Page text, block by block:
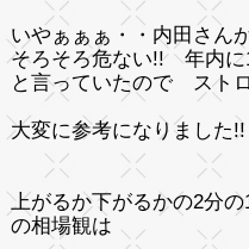
いやぁぁぁ・・内田さん
そろそろ危ない!! 年内に
と言っていたので スト
大変に参考になりまし
上がるか下がるかの2分の
の相場観は